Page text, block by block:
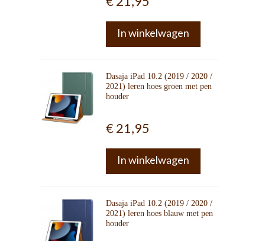
In winkelwagen
Dasaja iPad 10.2 (2019 / 2020 /
2021) leren hoes groen met pen
houder
€ 21,95
In winkelwagen
Dasaja iPad 10.2 (2019 / 2020 /
2021) leren hoes blauw met pen
houder